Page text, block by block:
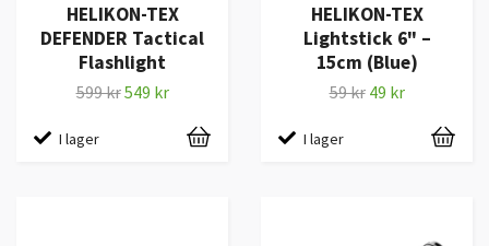
HELIKON-TEX
DEFENDER Tactical
Flashlight
599 kr549 kr
I lager
HELIKON-TEX
Lightstick 6" –
15cm (Blue)
59 kr 49 kr
I lager